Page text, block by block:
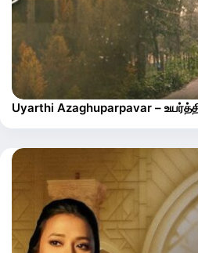
Uyarthi Azaghuparpavar –